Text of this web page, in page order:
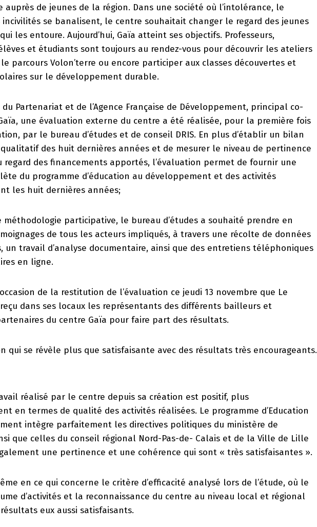
de jeunes de la région. Dans une société où l’intolérance, le
incivilités se banalisent, le centre souhaitait changer le regard des jeunes
les entoure. Aujourd’hui, Gaïa atteint ses objectifs. Professeurs,
et étudiants sont toujours au rendez-vous pour découvrir les ateliers
le parcours Volon’terre ou encore participer aux classes découvertes et
sur le développement durable.
Partenariat et de l’Agence Française de Développement, principal co-
une évaluation externe du centre a été réalisée, pour la première fois
par le bureau d’études et de conseil DRIS. En plus d’établir un bilan
des huit dernières années et de mesurer le niveau de pertinence
regard des financements apportés, l’évaluation permet de fournir une
du programme d’éducation au développement et des activités
les huit dernières années;
méthodologie participative, le bureau d’études a souhaité prendre en
de tous les acteurs impliqués, à travers une récolte de données
un travail d’analyse documentaire, ainsi que des entretiens téléphoniques
en ligne.
de la restitution de l’évaluation ce jeudi 13 novembre que Le
dans ses locaux les représentants des différents bailleurs et
du centre Gaïa pour faire part des résultats.
qui se révèle plus que satisfaisante avec des résultats très encourageants.
réalisé par le centre depuis sa création est positif, plus
en termes de qualité des activités réalisées. Le programme d’Education
intègre parfaitement les directives politiques du ministère de
que celles du conseil régional Nord-Pas-de- Calais et de la Ville de Lille
une pertinence et une cohérence qui sont « très satisfaisantes ».
en ce qui concerne le critère d’efficacité analysé lors de l’étude, où le
d’activités et la reconnaissance du centre au niveau local et régional
eux aussi satisfaisants.